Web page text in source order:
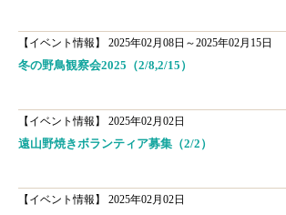
【イベント情報】
2025年02月08日～2025年02月15日
冬の野鳥観察会2025（2/8,2/15）
【イベント情報】
2025年02月02日
遠山野焼きボランティア募集（2/2）
【イベント情報】
2025年02月02日